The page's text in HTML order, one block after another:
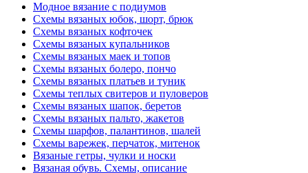
Модное вязание с подиумов
Схемы вязаных юбок, шорт, брюк
Схемы вязаных кофточек
Схемы вязаных купальников
Схемы вязаных маек и топов
Схемы вязаных болеро, пончо
Схемы вязаных платьев и туник
Схемы теплых свитеров и пуловеров
Схемы вязаных шапок, беретов
Схемы вязаных пальто, жакетов
Схемы шарфов, палантинов, шалей
Схемы варежек, перчаток, митенок
Вязаные гетры, чулки и носки
Вязаная обувь. Схемы, описание